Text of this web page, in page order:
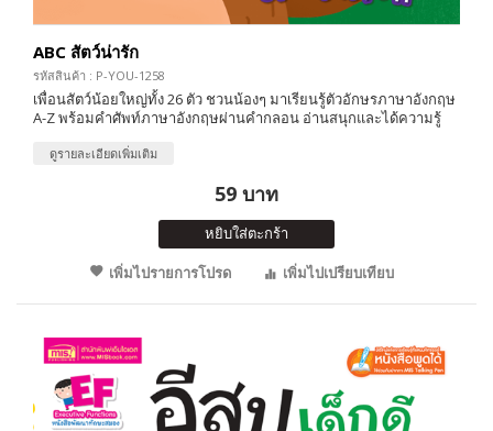
ABC สัตว์น่ารัก
รหัสสินค้า : P-YOU-1258
เพื่อนสัตว์น้อยใหญ่ทั้ง 26 ตัว ชวนน้องๆ มาเรียนรู้ตัวอักษรภาษาอังกฤษ
A-Z พร้อมคำศัพท์ภาษาอังกฤษผ่านคำกลอน อ่านสนุกและได้ความรู้
ดูรายละเอียดเพิ่มเติม
59 บาท
หยิบใส่ตะกร้า
เพิ่มไปรายการโปรด
เพิ่มไปเปรียบเทียบ